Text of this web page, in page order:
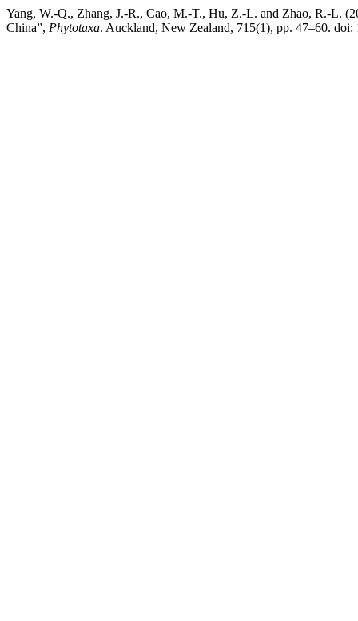
Yang, W.-Q., Zhang, J.-R., Cao, M.-T., Hu, Z.-L. and Zhao, R.-L.
China”, Phytotaxa. Auckland, New Zealand, 715(1), pp. 47–60. doi: